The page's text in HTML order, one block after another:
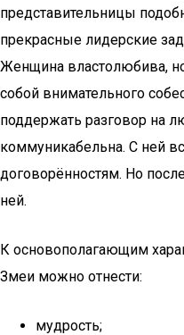
представительницы
прекрасные лидерские
Женщина властолюбива,
собой внимательного
поддержать разговор на
коммуникабельна. С ней
договорённостям. Но
ней.
К основополагающим
Змеи можно отнести:
мудрость;